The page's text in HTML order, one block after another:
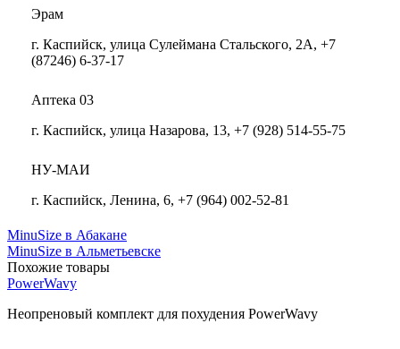
Эрам
г. Каспийск, улица Сулеймана Стальского, 2А, +7
(87246) 6-37-17
Аптека 03
г. Каспийск, улица Назарова, 13, +7 (928) 514-55-75
НУ-МАИ
г. Каспийск, Ленина, 6, +7 (964) 002-52-81
MinuSize в Абакане
MinuSize в Альметьевске
Похожие товары
PowerWavy
Неопреновый комплект для похудения PowerWavy